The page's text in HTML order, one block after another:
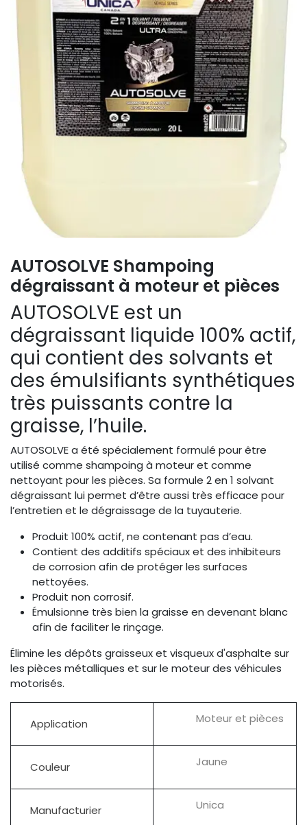
AUTOSOLVE Shampoing
dégraissant à moteur et pièces
AUTOSOLVE est un
dégraissant liquide 100% actif,
qui contient des solvants et
des émulsifiants synthétiques
très puissants contre la
graisse, l’huile.
AUTOSOLVE a été spécialement formulé pour être
utilisé comme shampoing à moteur et comme
nettoyant pour les pièces. Sa formule 2 en 1 solvant
dégraissant lui permet d’être aussi très efficace pour
l’entretien et le dégraissage de la tuyauterie.
Produit 100% actif, ne contenant pas d’eau.
Contient des additifs spéciaux et des inhibiteurs
de corrosion afin de protéger les surfaces
nettoyées.
Produit non corrosif.
Émulsionne très bien la graisse en devenant blanc
afin de faciliter le rinçage.
Élimine les dépôts graisseux et visqueux d'asphalte sur
les pièces métalliques et sur le moteur des véhicules
motorisés.
Application Moteur et pièces
Couleur Jaune
Manufacturier Unica